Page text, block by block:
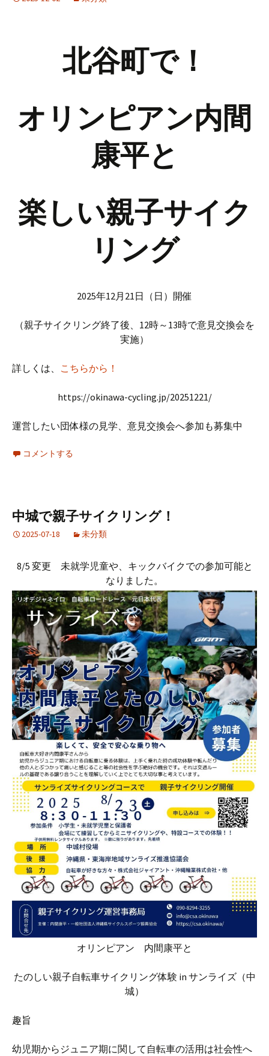
北谷町で！
オリンピアン内間
康平と
楽しい親子サイク
リング
2025年12月21日（日）開催
（親子サイクリング終了後、12時～13時で意見交換会を
実施）
詳しくは、 こちらから！
https://okinawa-cycling.jp/20251221/
運営したい団体様の見学、意見交換会へ参加も募集中
コメントする
中城で親子サイクリング！
2025-07-18 未分類
8/5 変更 未就学児童や、キックバイクでの参加可能と
なりました。
オリンピアン 内間康平と
たのしい親子自転車サイクリング体験 in サンライズ（中
城）
趣旨
幼児期からジュニア期に関して自転車の活用は社会性へ